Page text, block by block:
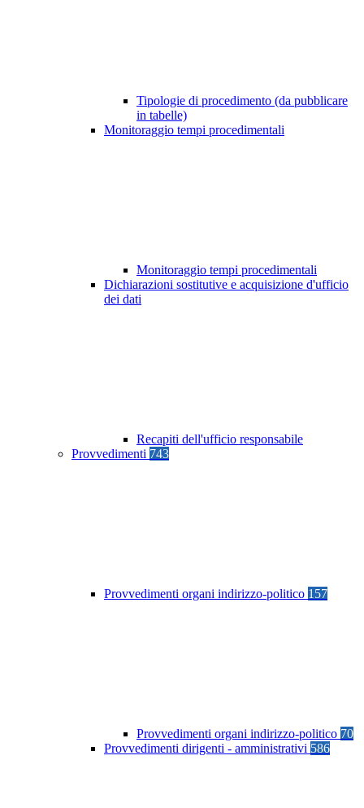
Tipologie di procedimento (da pubblicare
in tabelle)
Monitoraggio tempi procedimentali
Monitoraggio tempi procedimentali
Dichiarazioni sostitutive e acquisizione d'ufficio
dei dati
Recapiti dell'ufficio responsabile
Provvedimenti 743
Provvedimenti organi indirizzo-politico 157
Provvedimenti organi indirizzo-politico 70
Provvedimenti dirigenti - amministrativi 586